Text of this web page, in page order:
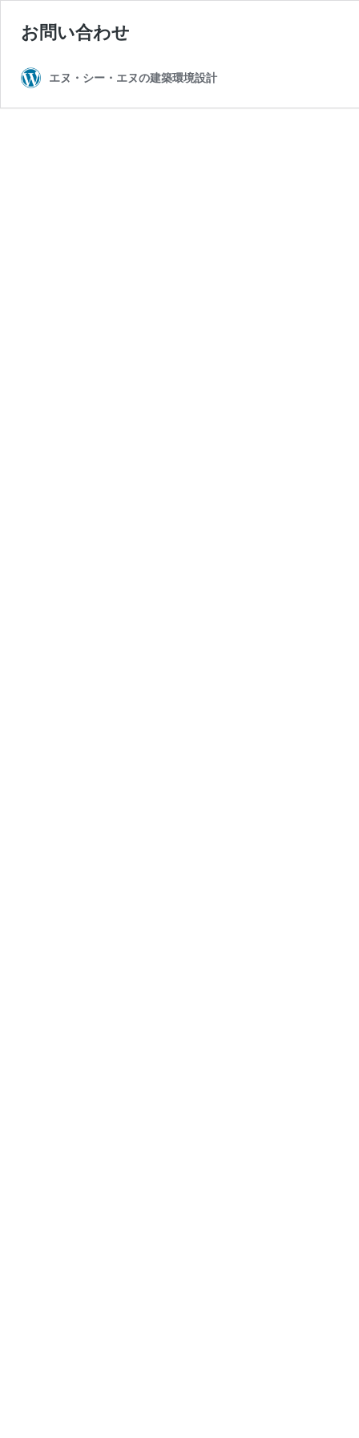
お問い合わせ
エヌ・シー・エヌの建築環境設計